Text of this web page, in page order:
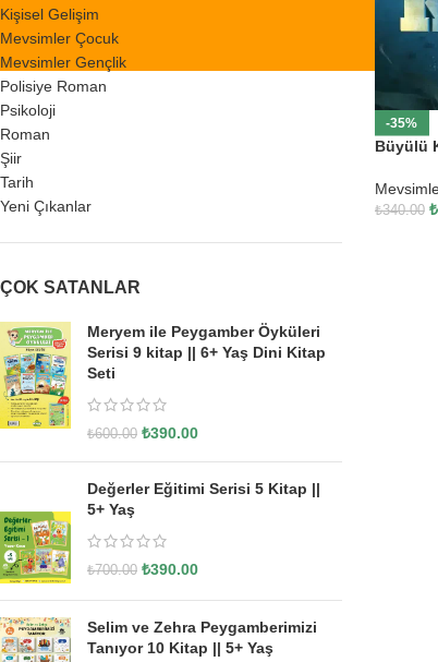
Kişisel Gelişim
Mevsimler Çocuk
Mevsimler Gençlik
Polisiye Roman
Psikoloji
Roman
Şiir
Tarih
Yeni Çıkanlar
ÇOK SATANLAR
Meryem ile Peygamber Öyküleri
Serisi 9 kitap || 6+ Yaş Dini Kitap
Seti
₺600.00 ₺390.00
Değerler Eğitimi Serisi 5 Kitap ||
5+ Yaş
₺700.00 ₺390.00
Selim ve Zehra Peygamberimizi
Tanıyor 10 Kitap || 5+ Yaş
-35%
Büyülü
₺340.00 ₺